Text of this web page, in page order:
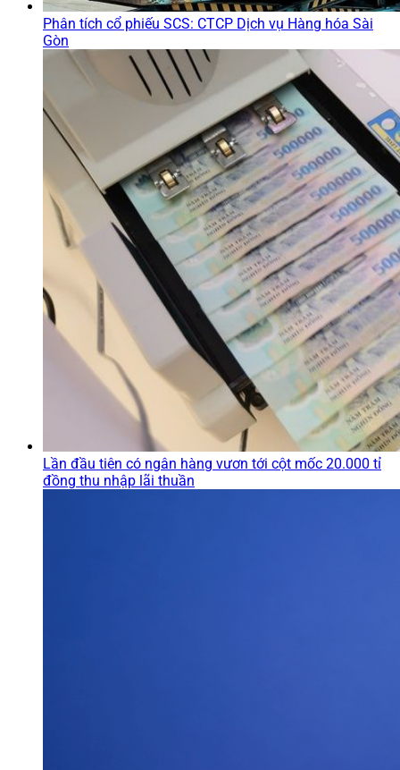
Phân tích cổ phiếu SCS: CTCP Dịch vụ Hàng hóa Sài
Gòn
Lần đầu tiên có ngân hàng vươn tới cột mốc 20.000 tỉ
đồng thu nhập lãi thuần